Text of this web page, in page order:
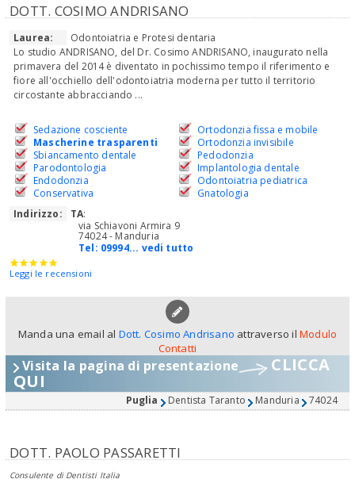
DOTT. COSIMO ANDRISANO
Laurea:
Odontoiatria e Protesi dentaria
Lo studio ANDRISANO, del Dr. Cosimo ANDRISANO, inaugurato nella
primavera del 2014 è diventato in pochissimo tempo il riferimento e
fiore all'occhiello dell'odontoiatria moderna per tutto il territorio
circostante abbracciando ...
Sedazione cosciente
Mascherine trasparenti
Sbiancamento dentale
Parodontologia
Endodonzia
Conservativa
Ortodonzia fissa e mobile
Ortodonzia invisibile
Pedodonzia
Implantologia dentale
Odontoiatria pediatrica
Gnatologia
Indirizzo:
TA:
via Schiavoni Armira 9
74024 - Manduria
Tel: 09994... vedi tutto
Leggi le recensioni
Manda una email al Dott. Cosimo Andrisano attraverso il Modulo
Contatti
Visita la pagina di presentazione CLICCA
QUI
Puglia Dentista Taranto Manduria 74024
DOTT. PAOLO PASSARETTI
Consulente di Dentisti Italia